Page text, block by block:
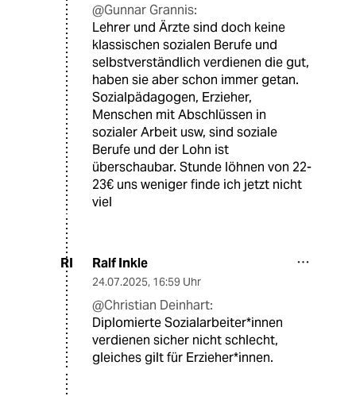
@Gunnar Grannis:
Lehrer und Ärzte sind doch keine
klassischen sozialen Berufe und
selbstverständlich verdienen die gut,
haben sie aber schon immer getan.
Sozialpädagogen, Erzieher,
Menschen mit Abschlüssen in
sozialer Arbeit usw, sind soziale
Berufe und der Lohn ist
überschaubar. Stunde löhnen von 22-
23€ uns weniger finde ich jetzt nicht
viel
RI Ralf Inkle
24.07.2025, 16:59 Uhr
@Christian Deinhart:
Diplomierte Sozialarbeiter*innen
verdienen sicher nicht schlecht,
gleiches gilt für Erzieher*innen.